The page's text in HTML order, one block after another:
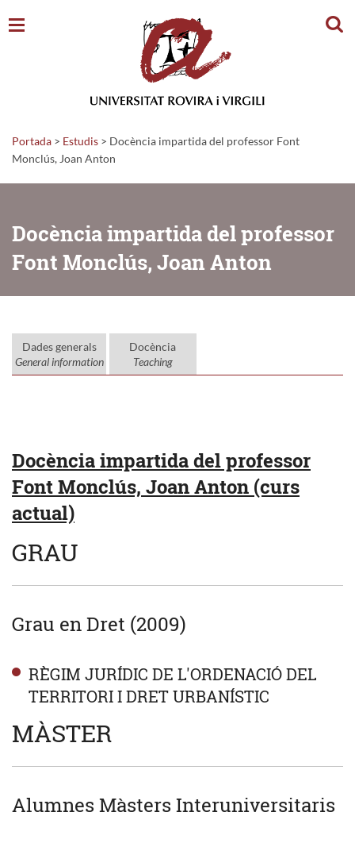
Portada > Estudis > Docència impartida del professor Font
Monclús, Joan Anton
Docència impartida del professor
Font Monclús, Joan Anton
Dades generals
General information
Docència
Teaching
Docència impartida del professor
Font Monclús, Joan Anton (curs
actual)
GRAU
Grau en Dret (2009)
RÈGIM JURÍDIC DE L'ORDENACIÓ DEL
TERRITORI I DRET URBANÍSTIC
MÀSTER
Alumnes Màsters Interuniversitaris